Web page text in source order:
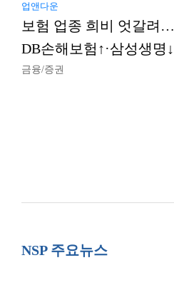
업앤다운
보험 업종 희비 엇갈려…
DB손해보험↑·삼성생명↓
금융/증권
NSP 주요뉴스